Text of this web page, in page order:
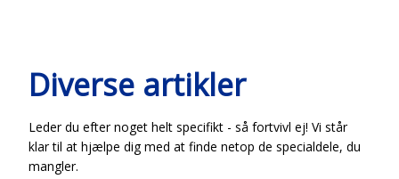
Diverse artikler
Leder du efter noget helt specifikt - så fortvivl ej! Vi står
klar til at hjælpe dig med at finde netop de specialdele, du
mangler.